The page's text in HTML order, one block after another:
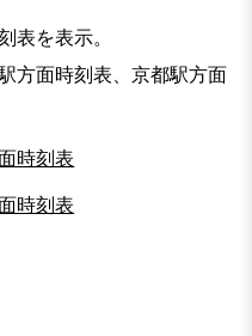
表を表示。
方面時刻表、京都駅方面
時刻表
時刻表